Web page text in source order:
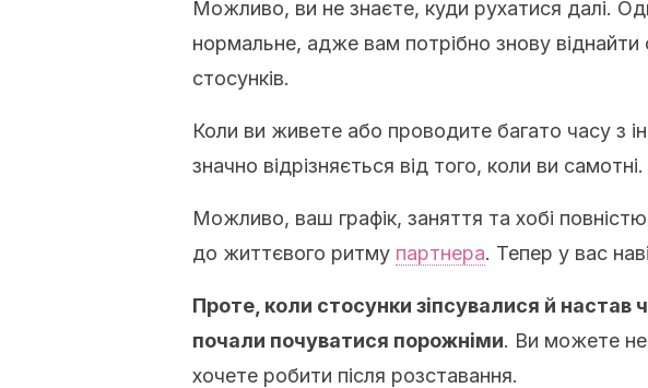
Можливо, ви не знаєте, куди рухатися далі.
нормальне, адже вам потрібно знову віднайти
стосунків.
Коли ви живете або проводите багато часу
значно відрізняється від того, коли ви самотні.
Можливо, ваш графік, заняття та хобі
до життєвого ритму партнера. Тепер у вас
Проте, коли стосунки зіпсувалися й настав
почали почуватися порожніми. Ви можете не
хочете робити після розставання.